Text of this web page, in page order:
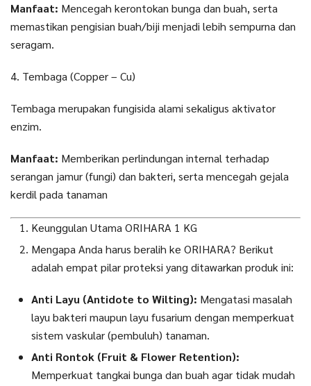
Manfaat: Mencegah kerontokan bunga dan buah, serta
memastikan pengisian buah/biji menjadi lebih sempurna dan
seragam.
4. Tembaga (Copper – Cu)
Tembaga merupakan fungisida alami sekaligus aktivator
enzim.
Manfaat: Memberikan perlindungan internal terhadap
serangan jamur (fungi) dan bakteri, serta mencegah gejala
kerdil pada tanaman
Keunggulan Utama ORIHARA 1 KG
Mengapa Anda harus beralih ke ORIHARA? Berikut
adalah empat pilar proteksi yang ditawarkan produk ini:
Anti Layu (Antidote to Wilting): Mengatasi masalah
layu bakteri maupun layu fusarium dengan memperkuat
sistem vaskular (pembuluh) tanaman.
Anti Rontok (Fruit & Flower Retention):
Memperkuat tangkai bunga dan buah agar tidak mudah